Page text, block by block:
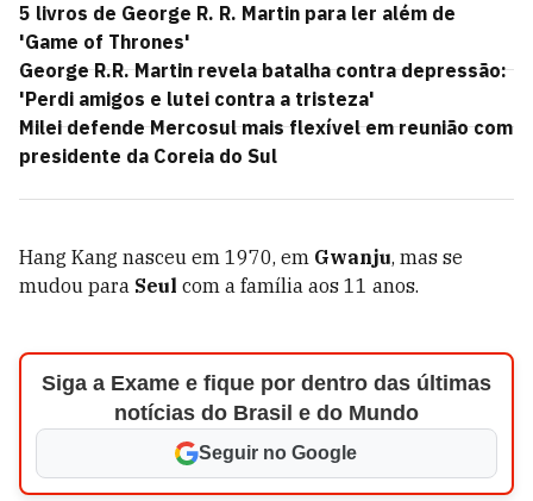
5 livros de George R. R. Martin para ler além de
'Game of Thrones'
George R.R. Martin revela batalha contra depressão:
'Perdi amigos e lutei contra a tristeza'
Milei defende Mercosul mais flexível em reunião com
presidente da Coreia do Sul
Hang Kang nasceu em 1970, em Gwanju, mas se
mudou para Seul com a família aos 11 anos.
Siga a Exame e fique por dentro das últimas
notícias do Brasil e do Mundo
Seguir no Google